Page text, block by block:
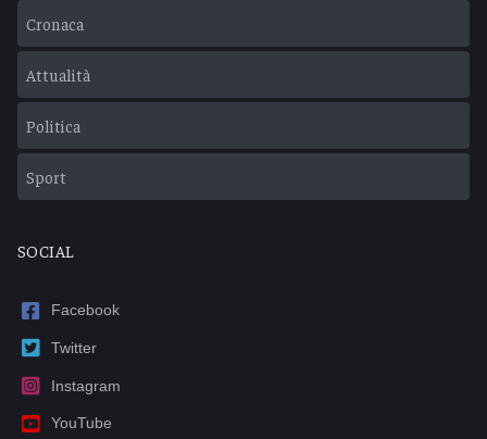
Cronaca
Attualità
Politica
Sport
SOCIAL
Facebook
Twitter
Instagram
YouTube